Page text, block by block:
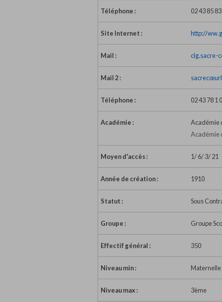
Téléphone : 02 43 85
Site Internet : http://
Mail : clg.sacre-
Mail 2 :
Téléphone : 02 43 78 1
Académie :
Académie
Académie
Moyen d'accès : 1/ 6/ 3/ 21
Année de création : 1910
Statut : Sous
Groupe : Groupe
Effectif général : 350
Niveau min : Maternelle
Niveau max : 3ème